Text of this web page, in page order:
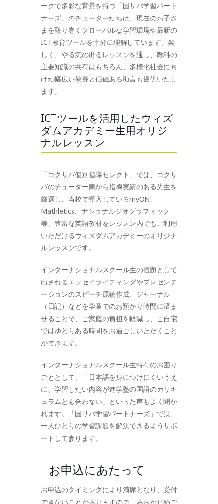
ークで多彩な背景を持つ「国サバ学習パート
ナーズ」のチューターたちは、現在のお子さ
まを取り巻くグローバルな学習環境や最新の
ICT教育ツールを十分に理解しています。楽
しく、やる気の出るレッスンを通し、教科の
主要知識の共有はもちろん、多様化社会に向
けた幅広い教養と価値ある助言も提供いたし
ます。
ICTツールを活用したウィズ
ダムアカデミー生用オリジ
ナルレッスン
「コクサバ個別指導セレクト」では、コクサ
バのチューター陣から指導実績のある先生を
厳選し、当校で導入しているmyON、
Mathletics、ナショナルジオグラフィック
等、豊富な英語教材をレッスン内でもご利用
いただけるウィズダムアカデミーのオリジナ
ルレッスンです。
インターナショナルスクール生の宿題として
出されるエッセイライティングやプレゼンテ
ーションのスピーチ原稿作成、ジャーナル
（日記）などを学童でのお預かり時間に済ま
せることで、ご家庭の負担を軽減し、ご自宅
ではゆとりある時間をお過ごしいただくこと
ができます。
インターナショナルスクール生特有のお困り
ごととして、「日本語を身につけにくいうえ
に、学習したい内容が進学塾の国語のカリキ
ュラムとも合わない」といった声もよく聞か
れます。「国サバ学習パートナーズ」では、
一人ひとりの学習課題を解決できるようサポ
ートして参ります。
お申込にあたって
お申込のタイミングにより満席となり、受付
できないことがありますので、あらかじめご